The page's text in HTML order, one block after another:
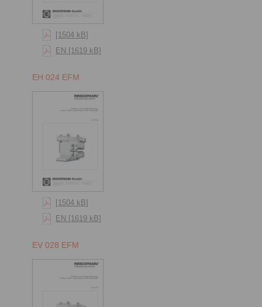
[1504 kB]
EN [1619 kB]
EH 024 EFM
[1504 kB]
EN [1619 kB]
EV 028 EFM